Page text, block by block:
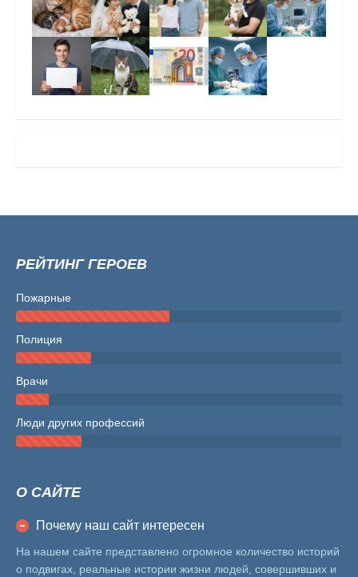
РЕЙТИНГ ГЕРОЕВ
Пожарные
Полиция
Врачи
Люди других профессий
О САЙТЕ
Почему наш сайт интересен
На нашем сайте представлено огромное количество историй
о подвигах, реальные истории жизни людей, совершивших и